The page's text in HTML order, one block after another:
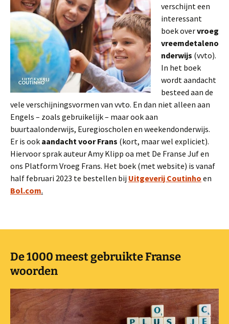
verschijnt een
interessant
boek overvroeg
vreemdetaleno
nderwijs (vvto).
In het boek
wordt aandacht
besteed aan de
vele verschijningsvormen van vvto. En dan niet alleen aan
Engels – zoals gebruikelijk – maar ook aan
buurtaalonderwijs, Euregioscholen en weekendonderwijs.
Er is ook aandacht voor Frans (kort, maar wel expliciet).
Hiervoor sprak auteur Amy Klipp oa met De Franse Juf en
ons Platform Vroeg Frans. Het boek (met website) is vanaf
half februari 2023 te bestellen bij Uitgeverij Coutinho en
Bol.com.
De 1000 meest gebruikte Franse
woorden